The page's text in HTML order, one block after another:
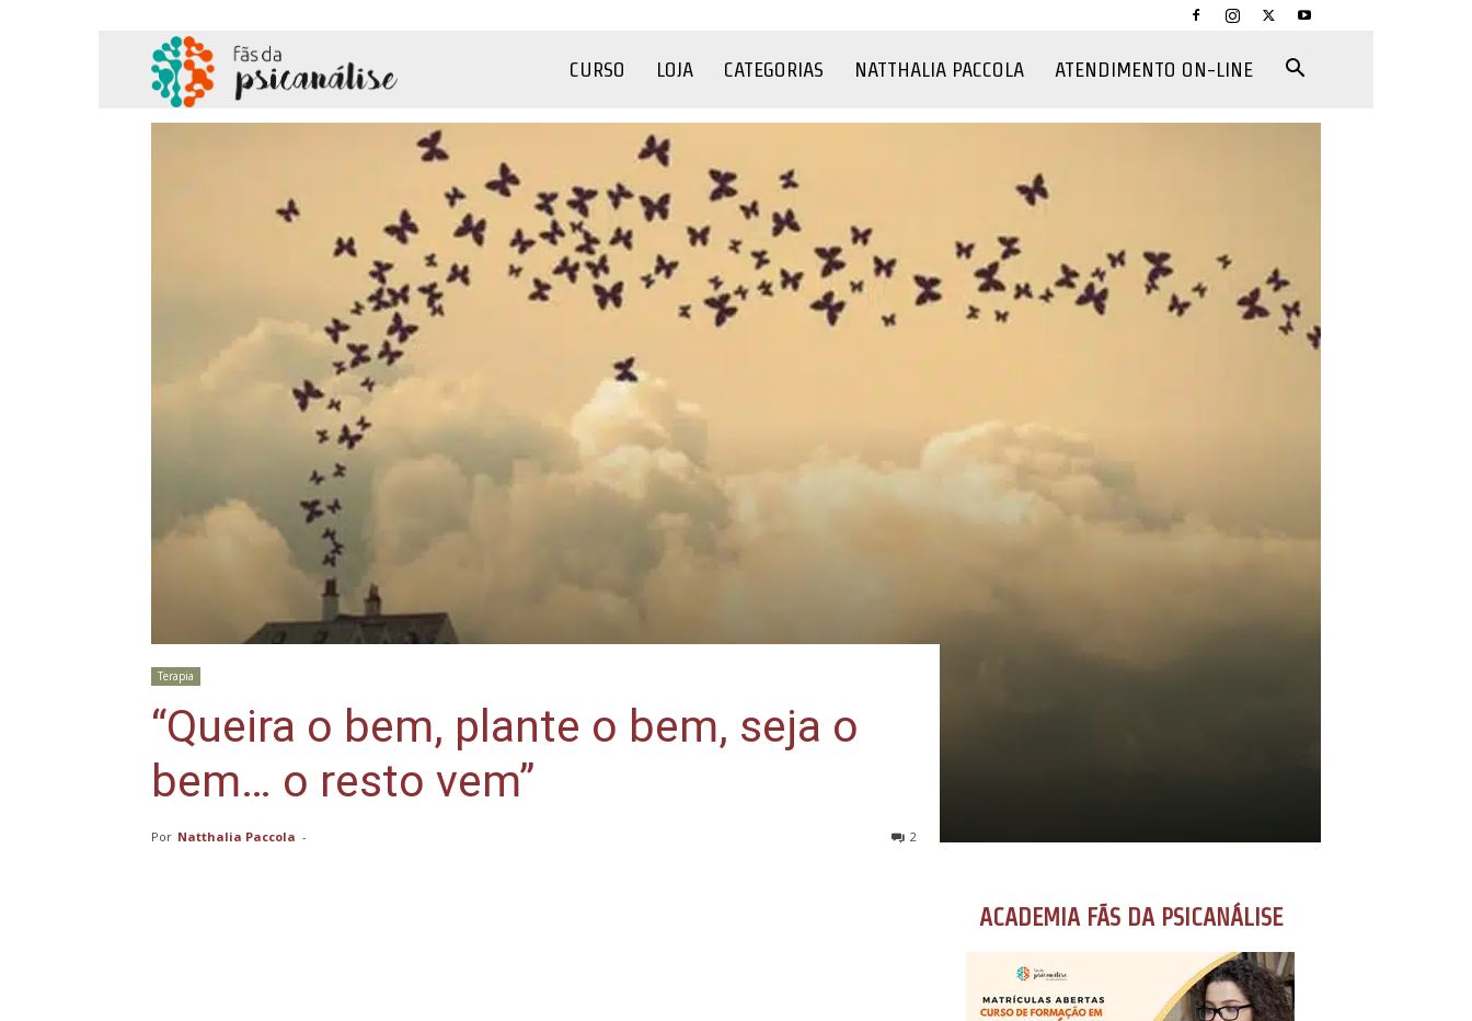
Psicanálise
CURSO LOJA CATEGORIAS NATTHALIA PACCOLA ATENDIMENTO ON-LINE
Terapia
“Queira o bem, plante o bem, seja o
bem… o resto vem”
Por Natthalia Paccola - 2
ACADEMIA FÃS DA PSICANÁLISE